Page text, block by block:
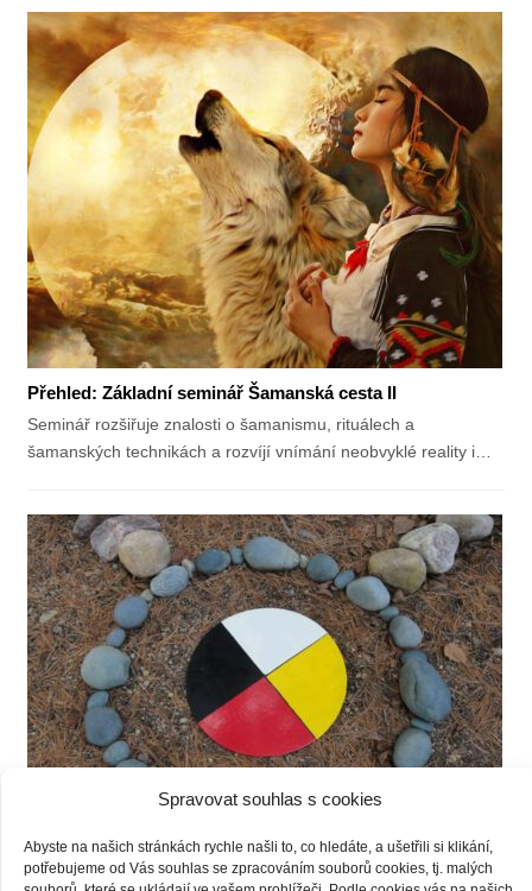
Spravovat souhlas s cookies
Abyste na našich stránkách rychle našli to, co hledáte, a ušetřili si klikání,
potřebujeme od Vás souhlas se zpracováním souborů cookies, tj. malých
Přehled: Základní seminář Šamanská cesta II
Seminář rozšiřuje znalosti o šamanismu, rituálech a
šamanských technikách a rozvíjí vnímání neobvyklé reality i…